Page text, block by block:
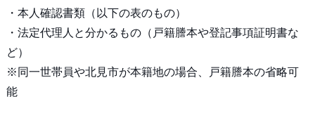
・本人確認書類（以下の表のもの）
・法定代理人と分かるもの（戸籍謄本や登記事項証明書な
ど）
※同一世帯員や北見市が本籍地の場合、戸籍謄本の省略可
能